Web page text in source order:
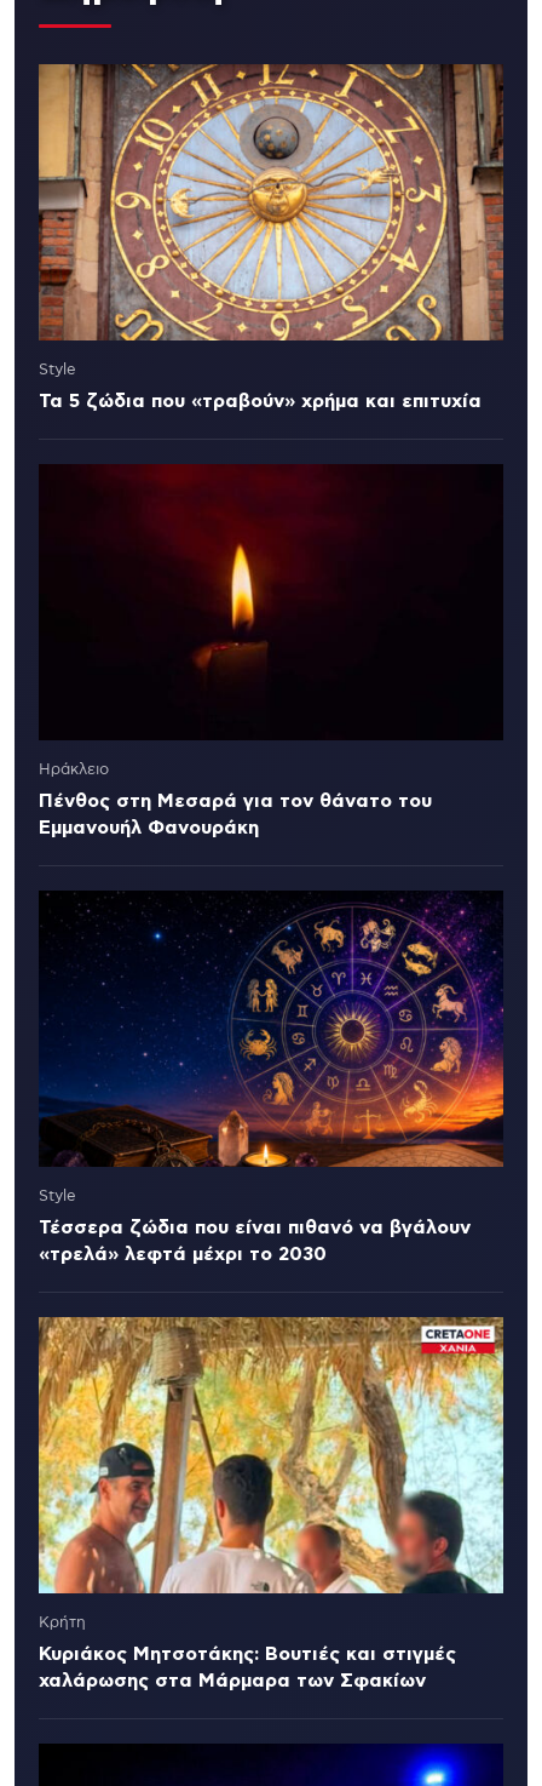
Style
Τα 5 ζώδια που «τραβούν» χρήμα και επιτυχία
Ηράκλειο
Πένθος στη Μεσαρά για τον θάνατο του
Εμμανουήλ Φανουράκη
Style
Τέσσερα ζώδια που είναι πιθανό να βγάλουν
«τρελά» λεφτά μέχρι το 2030
Κρήτη
Κυριάκος Μητσοτάκης: Βουτιές και στιγμές
χαλάρωσης στα Μάρμαρα των Σφακίων